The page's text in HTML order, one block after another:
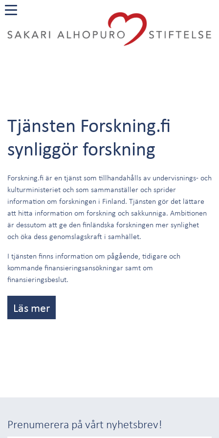
Tjänsten Forskning.fi
synliggör forskning
Forskning.fi är en tjänst som tillhandahålls av undervisnings- och
kulturministeriet och som sammanställer och sprider
information om forskningen i Finland. Tjänsten gör det lättare
att hitta information om forskning och sakkunniga. Ambitionen
är dessutom att ge den finländska forskningen mer synlighet
och öka dess genomslagskraft i samhället.
I tjänsten finns information om pågående, tidigare och
kommande finansieringsansökningar samt om
finansieringsbeslut.
Läs mer
Prenumerera på vårt nyhetsbrev!